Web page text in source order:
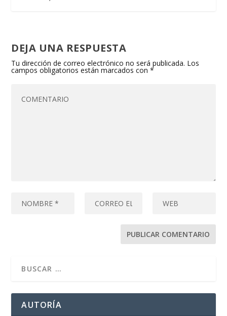
DEJA UNA RESPUESTA
Tu dirección de correo electrónico no será publicada. Los
campos obligatorios están marcados con*
AUTORÍA